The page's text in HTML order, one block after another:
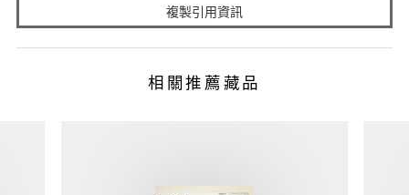
複製引用資訊
相關推薦藏品